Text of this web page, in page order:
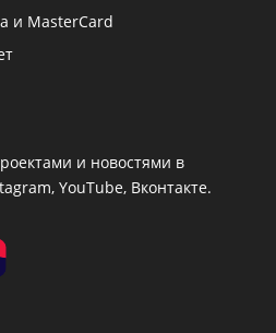
и MasterCard
и новостями в
YouTube, Вконтакте.